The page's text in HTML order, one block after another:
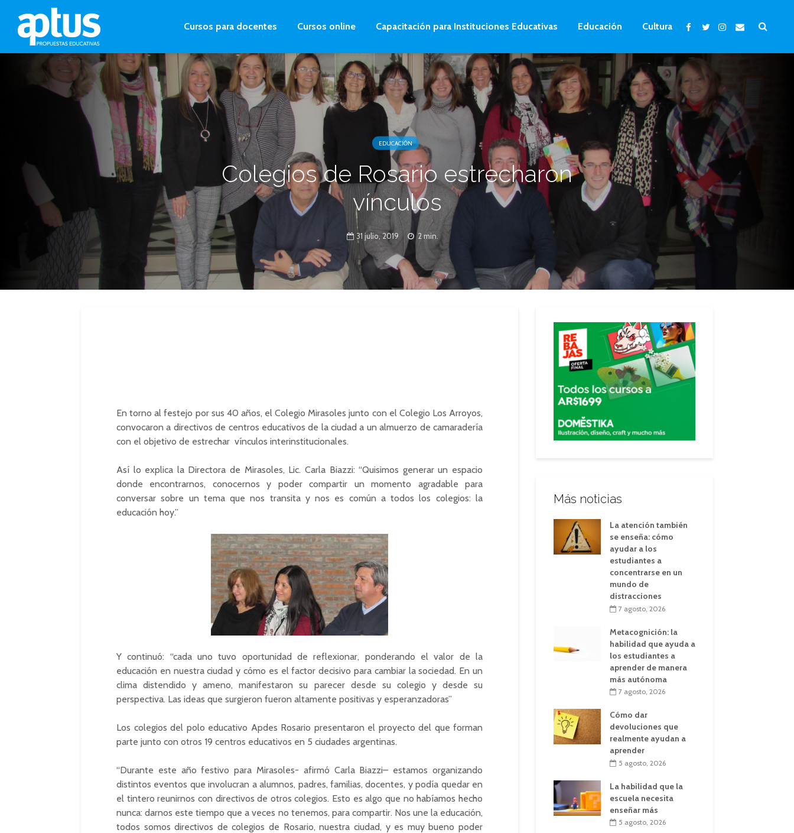
Cursos para docentes Cursos online Capacitación para Instituciones Educativas Educación Cultura
EDUCACIÓN
Colegios de Rosario estrecharon
vínculos
31 julio, 2019 2 min.
En torno al festejo por sus 40 años, el Colegio Mirasoles junto con el Colegio Los Arroyos,
convocaron a directivos de centros educativos de la ciudad a un almuerzo de camaradería
con el objetivo de estrechar vínculos interinstitucionales.
Así lo explica la Directora de Mirasoles, Lic. Carla Biazzi: “Quisimos generar un espacio
donde encontrarnos, conocernos y poder compartir un momento agradable para
conversar sobre un tema que nos transita y nos es común a todos los colegios: la
educación hoy.”
Y continuó: “cada uno tuvo oportunidad de reflexionar, ponderando el valor de la
educación en nuestra ciudad y cómo es el factor decisivo para cambiar la sociedad. En un
clima distendido y ameno, manifestaron su parecer desde su colegio y desde su
perspectiva. Las ideas que surgieron fueron altamente positivas y esperanzadoras”
Los colegios del polo educativo Apdes Rosario presentaron el proyecto del que forman
parte junto con otros 19 centros educativos en 5 ciudades argentinas.
“Durante este año festivo para Mirasoles- afirmó Carla Biazzi– estamos organizando
distintos eventos que involucran a alumnos, padres, familias, docentes, y podía quedar en
el tintero reunirnos con directivos de otros colegios. Esto es algo que no habíamos hecho
nunca: darnos este tiempo que a veces no tenemos, para compartir. Nos une la educación,
todos somos directivos de colegios de Rosario, nuestra ciudad, y es muy bueno poder
Más noticias
La atención también
se enseña: cómo
ayudar a los
estudiantes a
concentrarse en un
mundo de
distracciones
7 agosto, 2026
Metacognición: la
habilidad que ayuda a
los estudiantes a
aprender de manera
más autónoma
7 agosto, 2026
Cómo dar
devoluciones que
realmente ayudan a
aprender
5 agosto, 2026
La habilidad que la
escuela necesita
enseñar más
5 agosto, 2026